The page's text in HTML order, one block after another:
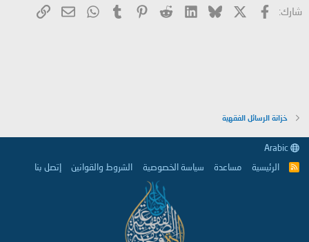
شارك: فيسبوك Bluesky
LinkedIn
Reddit
Pinterest
Tumblr
WhatsApp
البريدالرابط
خزانة الرسائل الفقهية
R
الرئيسية مساعدة سياسة الخصوصية الشروط والقوانين إتصل بنا